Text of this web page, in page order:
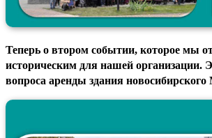
Теперь о втором событии, которое мы
историческим для нашей организации.
вопроса аренды здания